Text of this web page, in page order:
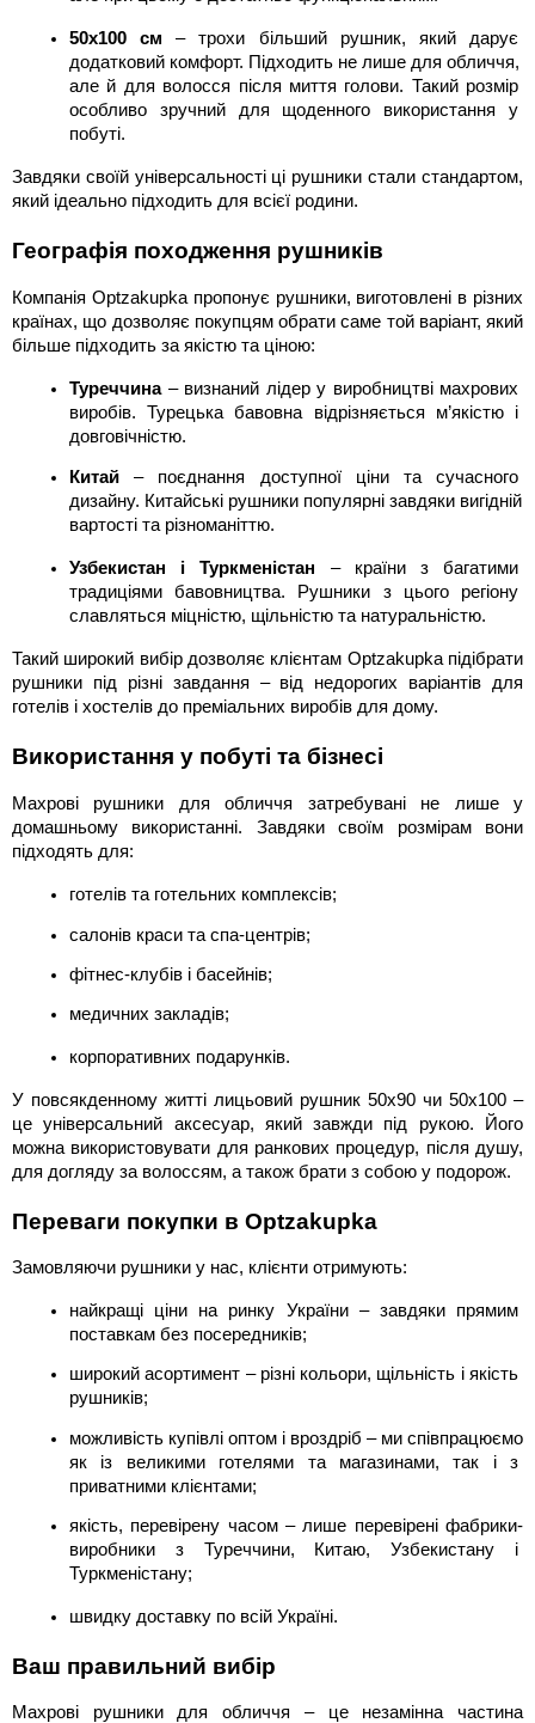
50х100 см – трохи більший рушник, який дарує
додатковий комфорт. Підходить не лише для обличчя,
але й для волосся після миття голови. Такий розмір
особливо зручний для щоденного використання у
побуті.
Завдяки своїй універсальності ці рушники стали стандартом,
який ідеально підходить для всієї родини.
Географія походження рушників
Компанія Optzakupka пропонує рушники, виготовлені в різних
країнах, що дозволяє покупцям обрати саме той варіант, який
більше підходить за якістю та ціною:
Туреччина – визнаний лідер у виробництві махрових
виробів. Турецька бавовна відрізняється м’якістю і
довговічністю.
Китай – поєднання доступної ціни та сучасного
дизайну. Китайські рушники популярні завдяки вигідній
вартості та різноманіттю.
Узбекистан і Туркменістан – країни з багатими
традиціями бавовництва. Рушники з цього регіону
славляться міцністю, щільністю та натуральністю.
Такий широкий вибір дозволяє клієнтам Optzakupka підібрати
рушники під різні завдання – від недорогих варіантів для
готелів і хостелів до преміальних виробів для дому.
Використання у побуті та бізнесі
Махрові рушники для обличчя затребувані не лише у
домашньому використанні. Завдяки своїм розмірам вони
підходять для:
готелів та готельних комплексів;
салонів краси та спа-центрів;
фітнес-клубів і басейнів;
медичних закладів;
корпоративних подарунків.
У повсякденному житті лицьовий рушник 50х90 чи 50х100 –
це універсальний аксесуар, який завжди під рукою. Його
можна використовувати для ранкових процедур, після душу,
для догляду за волоссям, а також брати з собою у подорож.
Переваги покупки в Optzakupka
Замовляючи рушники у нас, клієнти отримують:
найкращі ціни на ринку України – завдяки прямим
поставкам без посередників;
широкий асортимент – різні кольори, щільність і якість
рушників;
можливість купівлі оптом і вроздріб – ми співпрацюємо
як із великими готелями та магазинами, так і з
приватними клієнтами;
якість, перевірену часом – лише перевірені фабрики-
виробники з Туреччини, Китаю, Узбекистану і
Туркменістану;
швидку доставку по всій Україні.
Ваш правильний вибір
Махрові рушники для обличчя – це незамінна частина